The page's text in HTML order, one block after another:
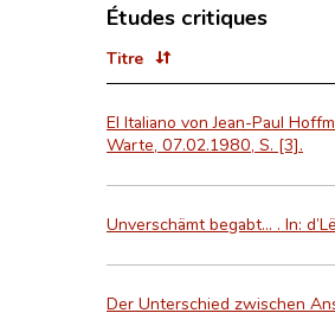
Études critiques
Titre
El Italiano von Jean-Paul
Warte, 07.02.1980, S. [3].
Unverschämt begabt... . In:
Der Unterschied zwischen